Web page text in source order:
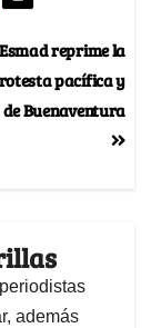
reprime la
pacífica y
Buenaventura
además